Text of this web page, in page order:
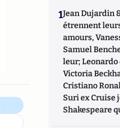
1Jean Dujardin
étrennent
amours,
Samuel
leur; Leonardo
Victoria
Cristiano
Suri ex Cruise
Shakespeare